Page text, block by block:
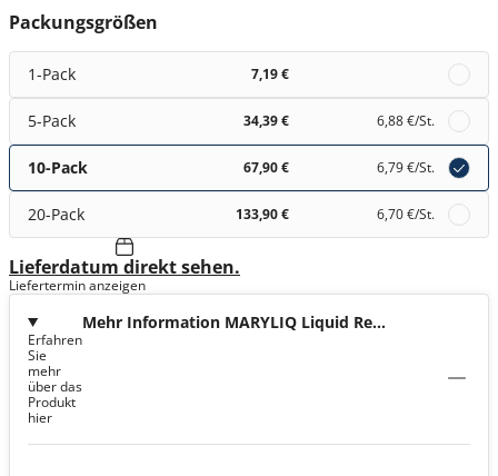
Packungsgrößen
1-Pack 7,19 €
5-Pack 34,39 € 6,88 €/St.
10-Pack 67,90 € 6,79 €/St.
20-Pack 133,90 € 6,70 €/St.
Lieferdatum direkt sehen.
Liefertermin anzeigen
Mehr Information MARYLIQ Liquid Red
Erfahren
Sie
mehr
über das
Produkt
hier